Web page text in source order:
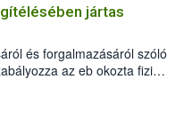
jártas
és forgalmazásáról szóló
az eb okozta fizikai
felmerülő
eb tartását és annak